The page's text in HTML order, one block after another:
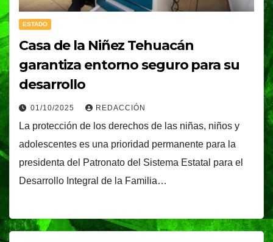
ESTADO
Casa de la Niñez Tehuacán
garantiza entorno seguro para su
desarrollo
01/10/2025 REDACCIÓN
La protección de los derechos de las niñas, niños y
adolescentes es una prioridad permanente para la
presidenta del Patronato del Sistema Estatal para el
Desarrollo Integral de la Familia…